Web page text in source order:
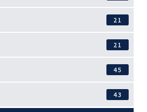
21
21
45
43